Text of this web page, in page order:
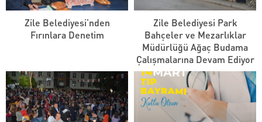
Zile Belediyesi’nden
Fırınlara Denetim
Zile Belediyesi Park
Bahçeler ve Mezarlıklar
Müdürlüğü Ağaç Budama
Çalışmalarına Devam Ediyor